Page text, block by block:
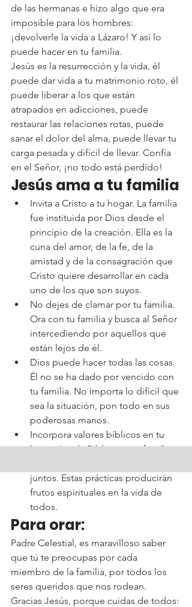
de las hermanas e hizo algo que era
imposible para los hombres:
¡devolverle la vida a Lázaro! Y así lo
puede hacer en tu familia.
Jesús es la resurrección y la vida, él
puede dar vida a tu matrimonio roto, él
puede liberar a los que están
atrapados en adicciones, puede
restaurar las relaciones rotas, puede
sanar el dolor del alma, puede llevar tu
carga pesada y difícil de llevar. Confía
en el Señor, ¡no todo está perdido!
Jesús ama a tu familia
Invita a Cristo a tu hogar. La familia
fue instituida por Dios desde el
principio de la creación. Ella es la
cuna del amor, de la fe, de la
amistad y de la consagración que
Cristo quiere desarrollar en cada
uno de los que son suyos.
No dejes de clamar por tu familia.
Ora con tu familia y busca al Señor
intercediendo por aquellos que
están lejos de él.
Dios puede hacer todas las cosas.
Él no se ha dado por vencido con
tu familia. No importa lo difícil que
sea la situación, pon todo en sus
poderosas manos.
Incorpora valores bíblicos en tu
hogar. Lee la Biblia con tu familia,
juntos. Estas prácticas producirán
frutos espirituales en la vida de
todos.
Para orar:
Padre Celestial, es maravilloso saber
que tú te preocupas por cada
miembro de la familia, por todos los
seres queridos que nos rodean.
Gracias Jesús, porque cuidas de todos: